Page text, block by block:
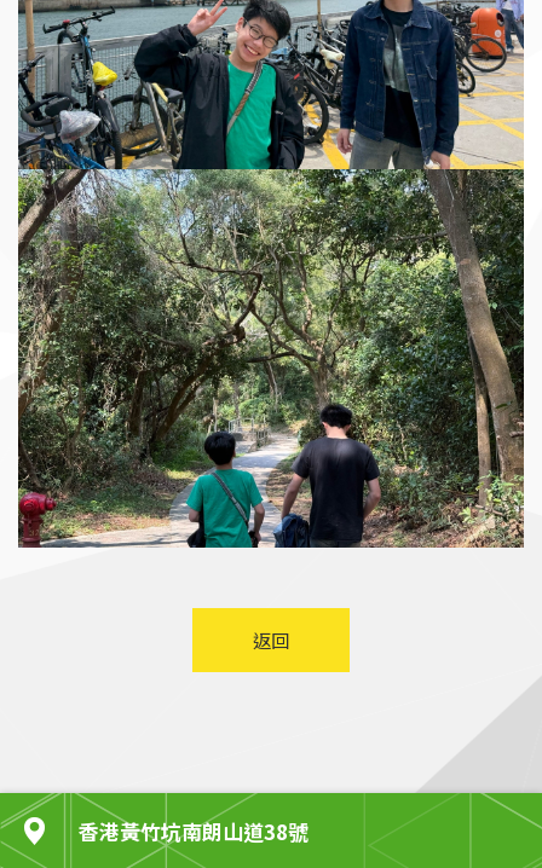
返回
香港黃竹坑南朗山道38號